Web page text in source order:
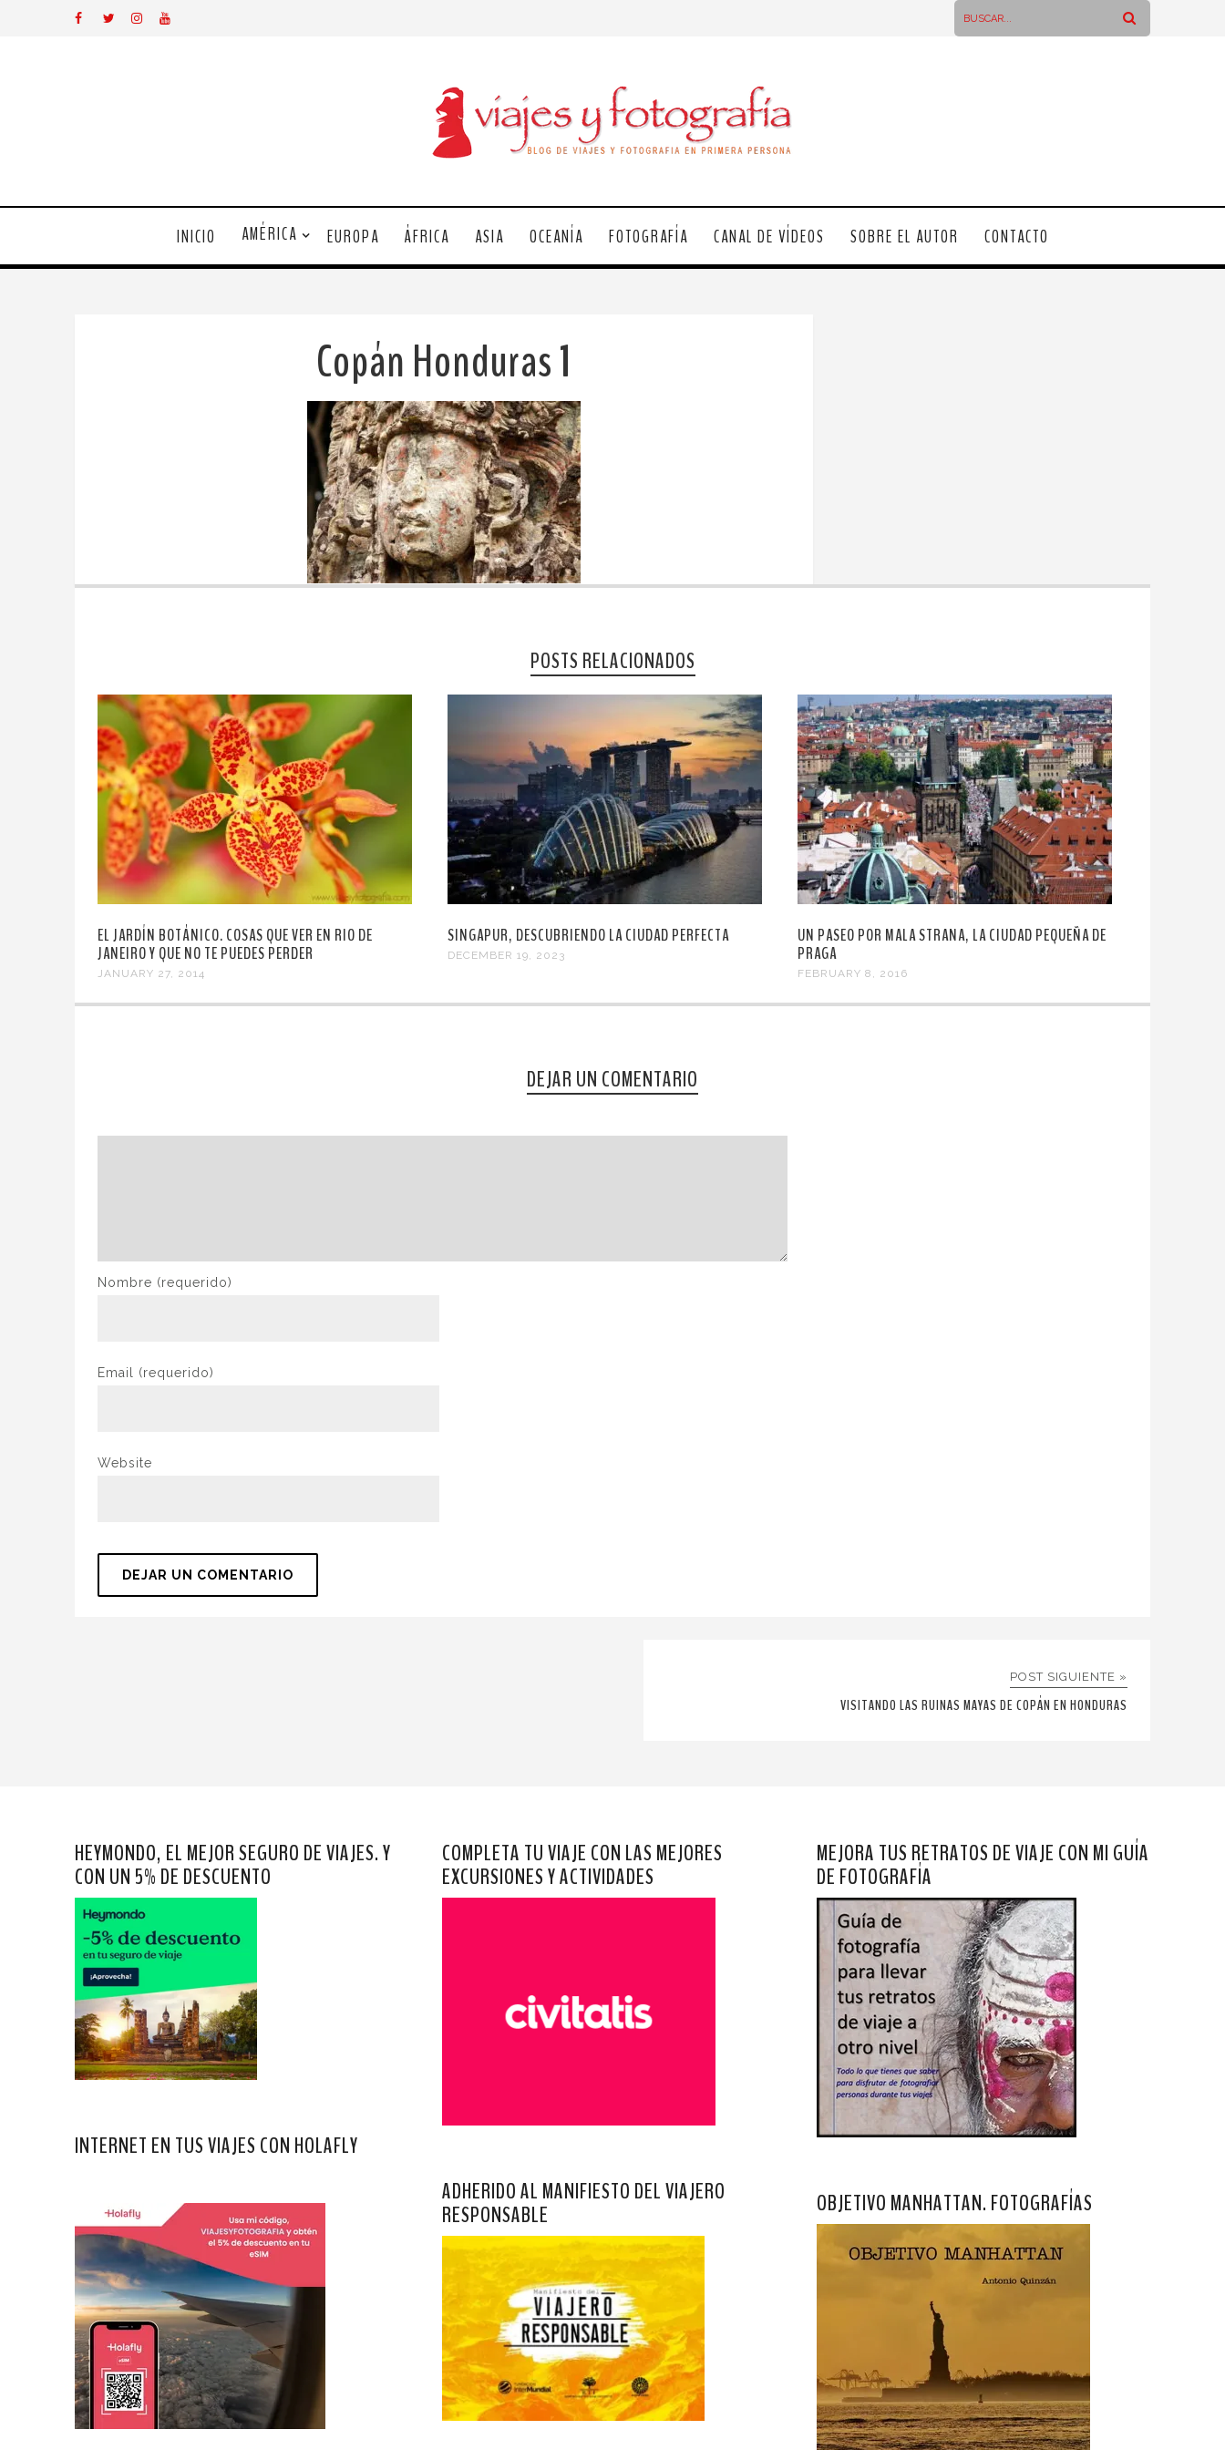
INICIO AMÉRICA EUROPA ÁFRICA ASIA OCEANÍA FOTOGRAFÍA CANAL DE VÍDEOS SOBRE EL AUTOR CONTACTO
Copán Honduras 1
POSTS RELACIONADOS
EL JARDÍN BOTÁNICO. COSAS QUE VER EN RIO DE
JANEIRO Y QUE NO TE PUEDES PERDER
JANUARY 27, 2014
SINGAPUR, DESCUBRIENDO LA CIUDAD PERFECTA
DECEMBER 19, 2023
UN PASEO POR MALA STRANA, LA CIUDAD PEQUEÑA DE
PRAGA
FEBRUARY 8, 2016
DEJAR UN COMENTARIO
Nombre (requerido)
Email (requerido)
Website
POST SIGUIENTE »
VISITANDO LAS RUINAS MAYAS DE COPÁN EN HONDURAS
HEYMONDO, EL MEJOR SEGURO DE VIAJES. Y
CON UN 5% DE DESCUENTO
INTERNET EN TUS VIAJES CON HOLAFLY
COMPLETA TU VIAJE CON LAS MEJORES
EXCURSIONES Y ACTIVIDADES
ADHERIDO AL MANIFIESTO DEL VIAJERO
RESPONSABLE
MEJORA TUS RETRATOS DE VIAJE CON MI GUÍA
DE FOTOGRAFÍA
OBJETIVO MANHATTAN. FOTOGRAFÍAS